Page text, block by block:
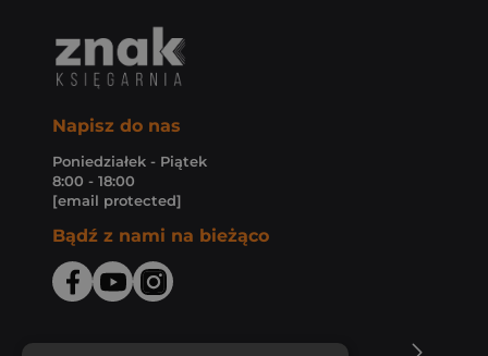
Napisz do nas
Poniedziałek - Piątek
8:00 - 18:00
[email protected]
Bądź z nami na bieżąco